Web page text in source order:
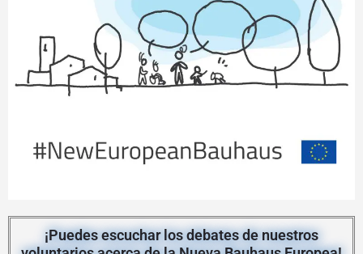
¡Puedes escuchar los debates de nuestros